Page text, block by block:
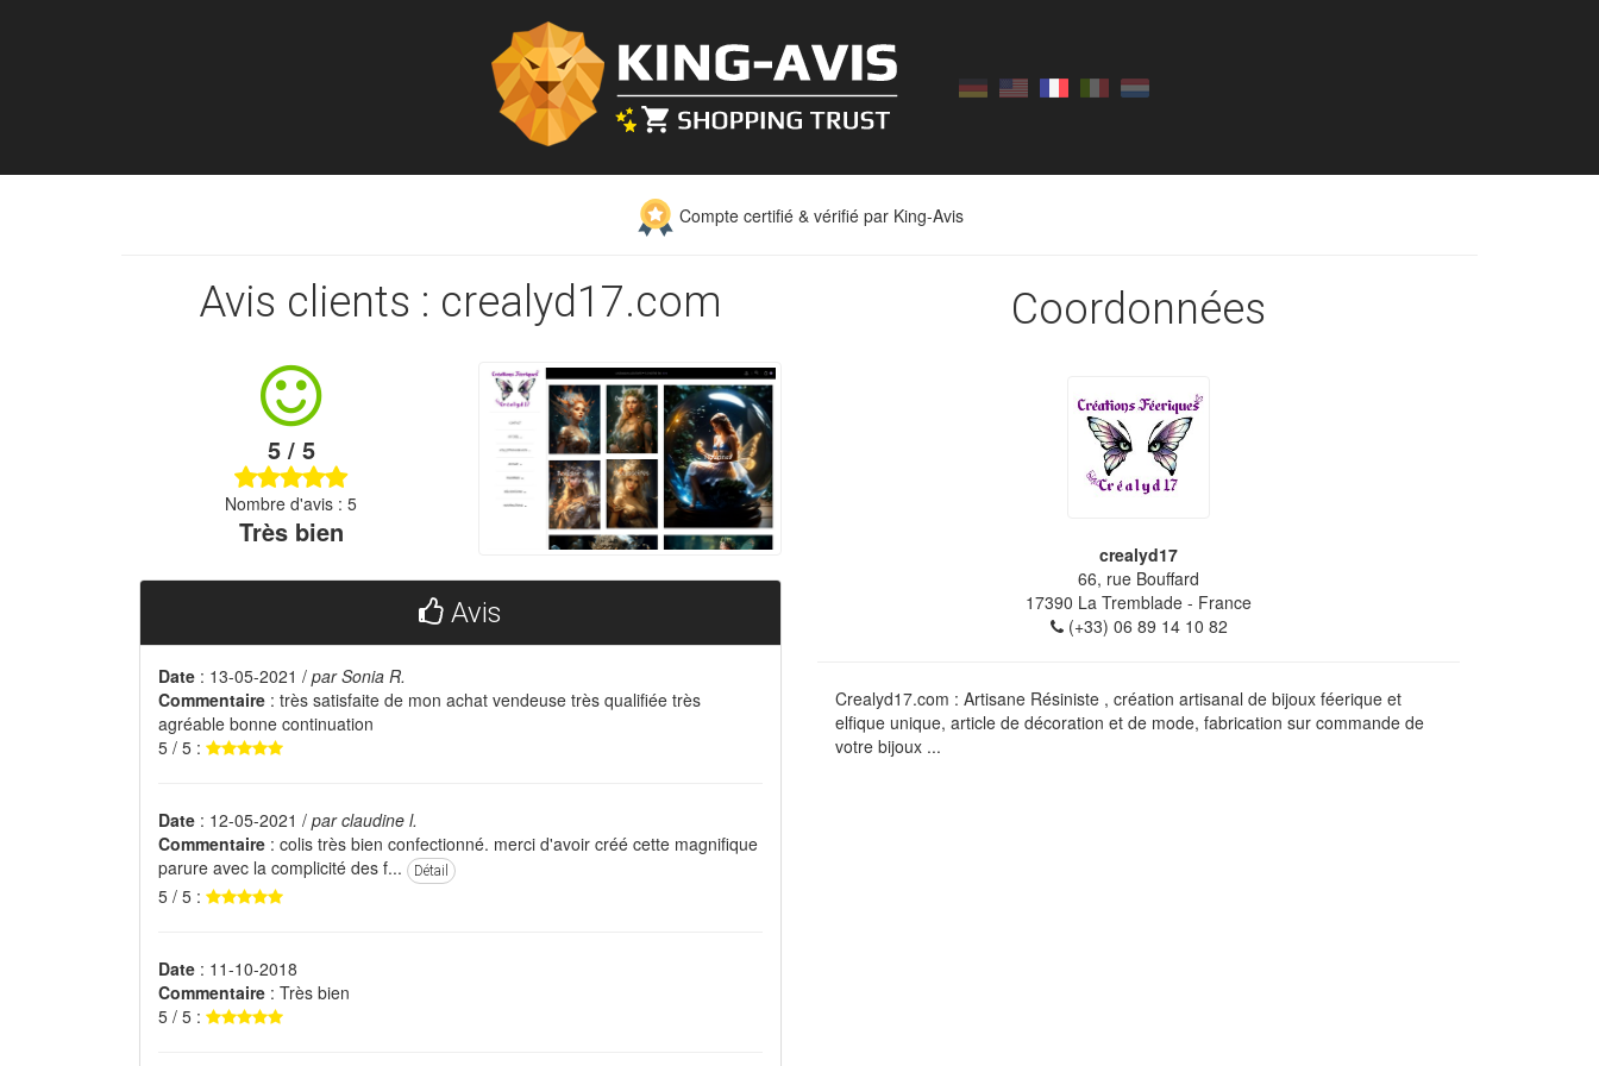
Compte certifié & vérifié par King-Avis
Avis clients : crealyd17.com
5 / 5
Nombre d'avis : 5
Très bien
Avis
Date : 13-05-2021 / par Sonia R.
Commentaire : très satisfaite de mon achat vendeuse très qualifiée très
agréable bonne continuation
5 / 5 :
Date : 12-05-2021 / par claudine l.
Commentaire : colis très bien confectionné. merci d'avoir créé cette magnifique
parure avec la complicité des f...
Détail
5 / 5 :
Date : 11-10-2018
Commentaire : Très bien
5 / 5 :
Coordonnées
crealyd17
66, rue Bouffard
17390 La Tremblade - France
(+33) 06 89 14 10 82
Crealyd17.com : Artisane Résiniste , création artisanal de bijoux féerique et
elfique unique, article de décoration et de mode, fabrication sur commande de
votre bijoux ...